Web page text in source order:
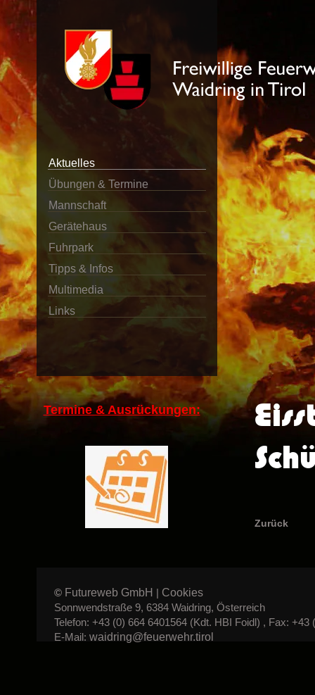
Aktuelles
Übungen & Termine
Mannschaft
Gerätehaus
Fuhrpark
Tipps & Infos
Multimedia
Links
Termine & Ausrückungen:
Zurück
© Futureweb GmbH | Cookies
Sonnwendstraße 9, 6384 Waidring, Österreich
Telefon: +43 (0) 664 6401564 (Kdt. HBI Foidl) , Fax: +43
E-Mail: waidring@feuerwehr.tirol